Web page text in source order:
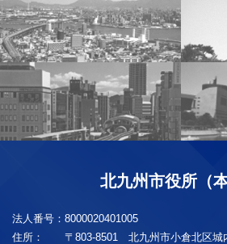
北九州市役所（本
法人番号： 8000020401005
住所：
〒803-8501 北九州市小倉北区城